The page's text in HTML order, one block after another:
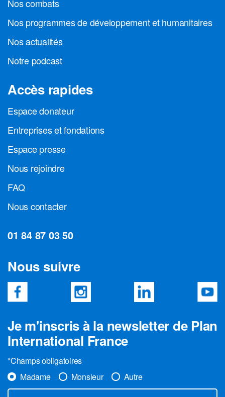
Nos combats
Nos programmes de développement et humanitaires
Nos actualités
Notre podcast
Accès rapides
Espace donateur
Entreprises et fondations
Espace presse
Nous rejoindre
FAQ
Nous contacter
01 84 87 03 50
Nous suivre
Je m'inscris à la newsletter de Plan
International France
*Champs obligatoires
Madame
Monsieur Autre